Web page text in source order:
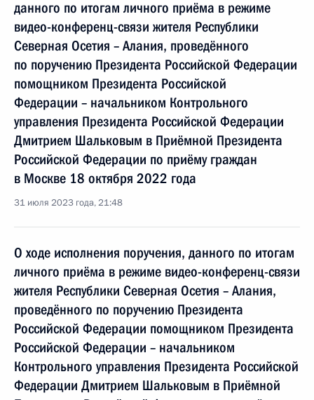
данного по итогам личного приёма в режиме
видео-конференц-связи жителя Республики
Северная Осетия – Алания, проведённого
по поручению Президента Российской Федерации
помощником Президента Российской
Федерации – начальником Контрольного
управления Президента Российской Федерации
Дмитрием Шальковым в Приёмной Президента
Российской Федерации по приёму граждан
в Москве 18 октября 2022 года
31 июля 2023 года, 21:48
О ходе исполнения поручения, данного по итогам
личного приёма в режиме видео-конференц-связи
жителя Республики Северная Осетия – Алания,
проведённого по поручению Президента
Российской Федерации помощником Президента
Российской Федерации – начальником
Контрольного управления Президента Российской
Федерации Дмитрием Шальковым в Приёмной